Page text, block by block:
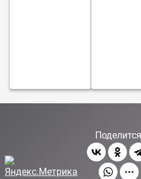
Поделится